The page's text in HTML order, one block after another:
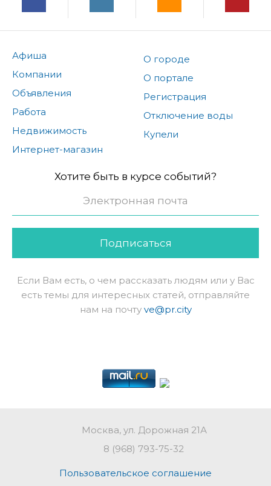
Афиша
Компании
Объявления
Работа
Недвижимость
Интернет-магазин
О городе
О портале
Регистрация
Отключение воды
Купели
Хотите быть в курсе событий?
Подписаться
Если Вам есть, о чем рассказать людям или у Вас
есть темы для интересных статей, отправляйте
нам на почту ve@pr.city
Москва, ул. Дорожная 21А
8 (968) 793-75-32
Пользовательское соглашение